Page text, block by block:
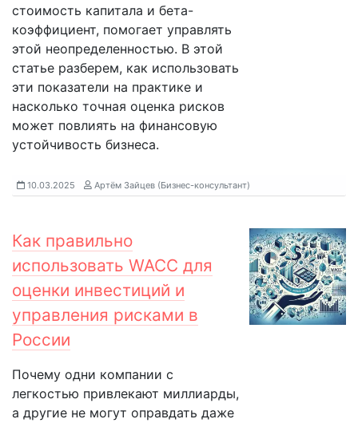
стоимость капитала и бета-
коэффициент, помогает управлять
этой неопределенностью. В этой
статье разберем, как использовать
эти показатели на практике и
насколько точная оценка рисков
может повлиять на финансовую
устойчивость бизнеса.
10.03.2025 Артём Зайцев (Бизнес-консультант)
Как правильно
использовать WACC для
оценки инвестиций и
управления рисками в
России
Почему одни компании с
легкостью привлекают миллиарды,
а другие не могут оправдать даже